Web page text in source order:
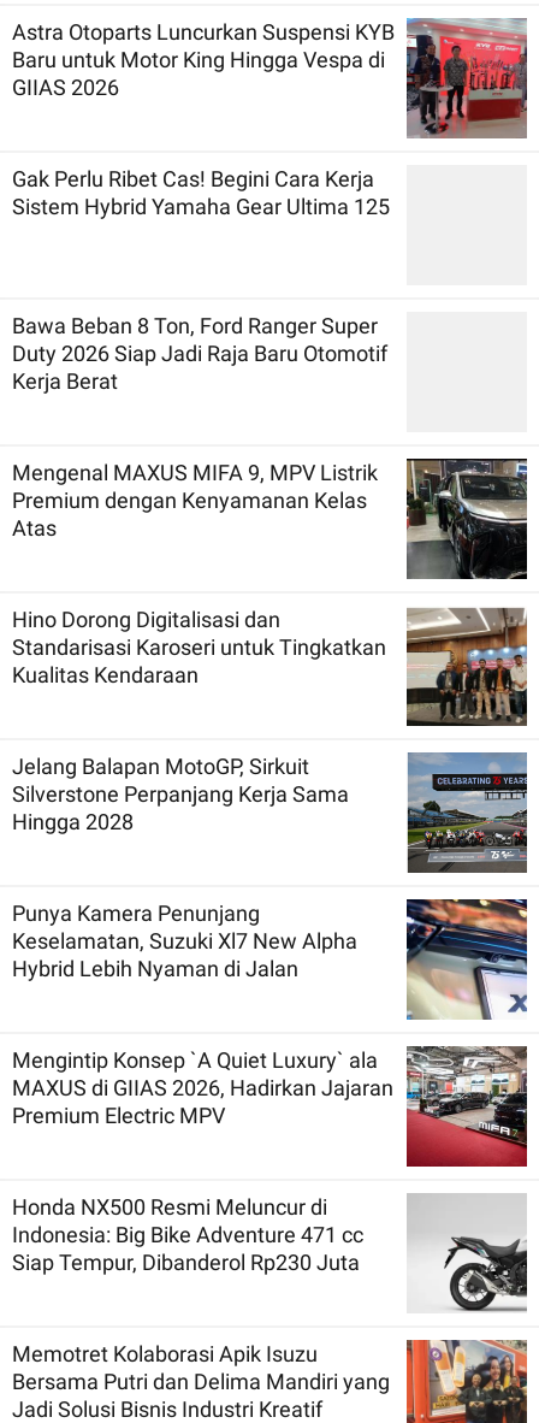
Astra Otoparts Luncurkan Suspensi KYB
Baru untuk Motor King Hingga Vespa di
GIIAS 2026
Gak Perlu Ribet Cas! Begini Cara Kerja
Sistem Hybrid Yamaha Gear Ultima 125
Bawa Beban 8 Ton, Ford Ranger Super
Duty 2026 Siap Jadi Raja Baru Otomotif
Kerja Berat
Mengenal MAXUS MIFA 9, MPV Listrik
Premium dengan Kenyamanan Kelas
Atas
Hino Dorong Digitalisasi dan
Standarisasi Karoseri untuk Tingkatkan
Kualitas Kendaraan
Jelang Balapan MotoGP, Sirkuit
Silverstone Perpanjang Kerja Sama
Hingga 2028
Punya Kamera Penunjang
Keselamatan, Suzuki Xl7 New Alpha
Hybrid Lebih Nyaman di Jalan
Mengintip Konsep `A Quiet Luxury` ala
MAXUS di GIIAS 2026, Hadirkan Jajaran
Premium Electric MPV
Honda NX500 Resmi Meluncur di
Indonesia: Big Bike Adventure 471 cc
Siap Tempur, Dibanderol Rp230 Juta
Memotret Kolaborasi Apik Isuzu
Bersama Putri dan Delima Mandiri yang
Jadi Solusi Bisnis Industri Kreatif